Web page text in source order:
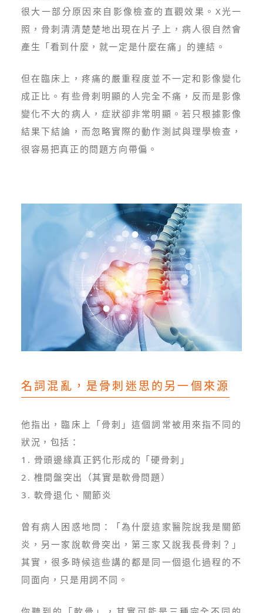
很大一部分原因來自影像檢查的直觀效果。X光一
照，骨刺清清楚楚地出現在片子上，病人很自然會
產生「看到什麼，就一定是什麼在痛」的連結。
但在臨床上，疼痛的嚴重程度並不一定和影像變化
成正比。有些骨刺明顯的人完全不痛，反而是影像
變化不大的病人，症狀卻非常明顯。若只根據影像
結果下結論，而忽略實際的動作測試與理學檢查，
很容易把真正的問題方向帶偏。
名詞混亂，是骨刺迷思的另一個來源
他指出，臨床上「骨刺」這個詞常被用來指不同的
狀況，包括：
1. 骨頭邊緣真正鈣化形成的「硬骨刺」
2. 椎間盤突出（其實是軟骨問題）
3. 軟骨退化、關節炎
曾有病人困惑地問：「為什麼這家醫院說我是關節
炎，另一家說軟骨突出，第三家又說我長骨刺？」
其實，很多時候這些講的都是同一個退化過程的不
同面向，只是用詞不同。